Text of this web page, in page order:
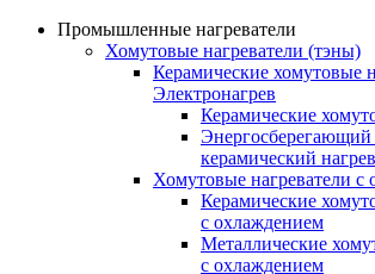
Промышленные нагреватели
Хомутовые нагреватели (тэны)
Керамические хомутовые
Электронагрев
Керамические
керамический
Хомутовые нагреватели с
Керамические
с охлаждением
Металлические
с охлаждением